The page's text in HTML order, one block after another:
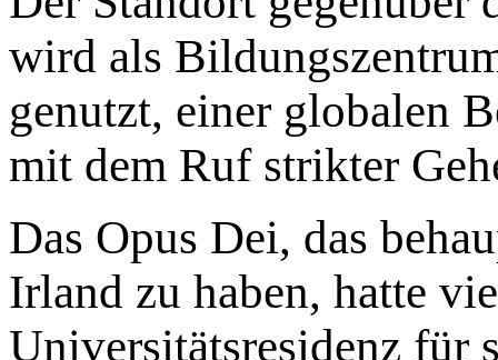
wird als
genutzt, einer globalen
mit dem Ruf strikter
Das Opus Dei, das
Irland zu haben, hatte
Universitätsresidenz für